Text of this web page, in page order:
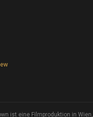
ist eine Filmproduktion in Wien,